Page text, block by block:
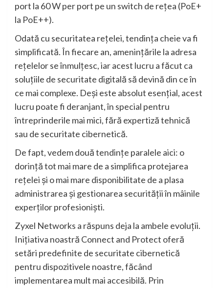
port la 60 W per port pe un switch de rețea (PoE+
la PoE++).
Odată cu securitatea rețelei, tendința cheie va fi
simplificată. În fiecare an, amenințările la adresa
rețelelor se înmulțesc, iar acest lucru a făcut ca
soluțiile de securitate digitală să devină din ce în
ce mai complexe. Deși este absolut esențial, acest
lucru poate fi deranjant, în special pentru
întreprinderile mai mici, fără expertiză tehnică
sau de securitate cibernetică.
De fapt, vedem două tendințe paralele aici: o
dorință tot mai mare de a simplifica protejarea
rețelei și o mai mare disponibilitate de a plasa
administrarea și gestionarea securității în mâinile
experților profesioniști.
Zyxel Networks a răspuns deja la ambele evoluții.
Inițiativa noastră Connect and Protect oferă
setări predefinite de securitate cibernetică
pentru dispozitivele noastre, făcând
implementarea mult mai accesibilă. Prin